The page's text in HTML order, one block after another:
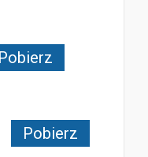
Pobierz
Pobierz